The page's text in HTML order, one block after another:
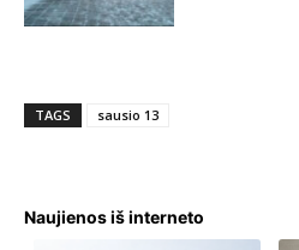
TAGS sausio 13
Naujienos iš interneto